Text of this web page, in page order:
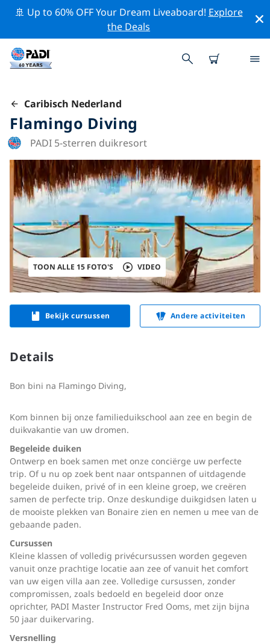
🚢 Up to 60% OFF Your Dream Liveaboard! Explore
the Deals
Caribisch Nederland
Flamingo Diving
PADI 5-sterren duikresort
TOON ALLE 15 FOTO'S VIDEO
Bekijk cursussen Andere activiteiten
Details
Bon bini na Flamingo Diving,
Kom binnen bij onze familieduikschool aan zee en begin de
duikvakantie van uw dromen.
Begeleide duiken
Ontwerp en boek samen met onze conciërge uw perfecte
trip. Of u nu op zoek bent naar ontspannen of uitdagende
begeleide duiken, privé of in een kleine groep, we creëren
samen de perfecte trip. Onze deskundige duikgidsen laten u
de mooiste plekken van Bonaire zien en nemen u mee van de
gebaande paden.
Cursussen
Kleine klassen of volledig privécursussen worden gegeven
vanuit onze prachtige locatie aan zee of vanuit het comfort
van uw eigen villa aan zee. Volledige cursussen, zonder
compromissen, zoals bedoeld en begeleid door onze
oprichter, PADI Master Instructor Fred Ooms, met zijn bijna
50 jaar duikervaring.
Versnelling